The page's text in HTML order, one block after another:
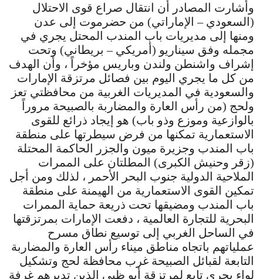
وأشارت المصادر أن انتقال صراع قوى الاحتلال
(السعودي – الإماراتي) من حضرموت إلى عدن
ومنها إلى مديريات باب المندب المحتل يجري في
مجمله وفق سيناريو (أمريكي – بريطاني) وتحت
إشراف واشنطن ولندن وباريس مؤخراً ، وأن الهدف
من كل ما يجري اليوم بين فصائل مرتزقة الإمارات
والسعودية في المديريات الغربية من محافظتي تعز
ولحج (من رأس العارة والمضاربة بالصبيحة مروراً
بالوازعية وموزع وذو باب) هو إيجاد ذرائع للقوى
الاستعمارية تمكنها من فرض سيطرتها على منطقة
باب المندب وجزيرة ميون والجزر الحاكمة المحتلة
(زقر وحنيش الكبرى) المطلتان على الممرات
الملاحية الدولية جنوب البحر الأحمر ، لذلك ومن أجل
تمكين القوى الاستعمارية من الهيمنة على منطقة
باب المندب ومضيقها تحت ذريعة حماية الممرات
البحرية للتجارة العالمية ، دفعت الإمارات بمرتزقتها
في الساحل الغربي إلى توسيع نطاق مسرح
عملياتهم باتجاه مناطق ميناء رأس العارة والمضاربة
التابعة لقبائل الصبيحة غرب محافظة لحج وتشكيل
لواء بحري تابع لمرتزقة أبو ظبي الذين تديرهم غرفة